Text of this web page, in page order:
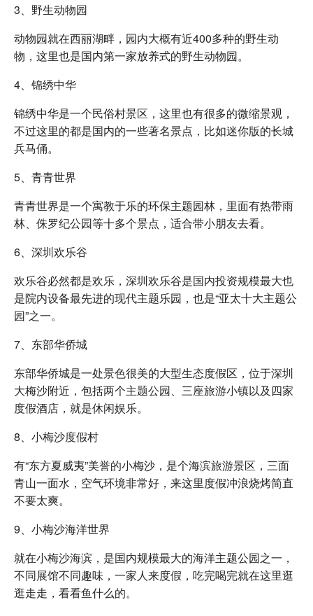
3、野生动物园
动物园就在西丽湖畔，园内大概有近400多种的野生动
物，这里也是国内第一家放养式的野生动物园。
4、锦绣中华
锦绣中华是一个民俗村景区，这里也有很多的微缩景观，
不过这里的都是国内的一些著名景点，比如迷你版的长城
兵马俑。
5、青青世界
青青世界是一个寓教于乐的环保主题园林，里面有热带雨
林、侏罗纪公园等十多个景点，适合带小朋友去看。
6、深圳欢乐谷
欢乐谷必然都是欢乐，深圳欢乐谷是国内投资规模最大也
是院内设备最先进的现代主题乐园，也是“亚太十大主题公
园”之一。
7、东部华侨城
东部华侨城是一处景色很美的大型生态度假区，位于深圳
大梅沙附近，包括两个主题公园、三座旅游小镇以及四家
度假酒店，就是休闲娱乐。
8、小梅沙度假村
有“东方夏威夷”美誉的小梅沙，是个海滨旅游景区，三面
青山一面水，空气环境非常好，来这里度假冲浪烧烤简直
不要太爽。
9、小梅沙海洋世界
就在小梅沙海滨，是国内规模最大的海洋主题公园之一，
不同展馆不同趣味，一家人来度假，吃完喝完就在这里逛
逛走走，看看鱼什么的。